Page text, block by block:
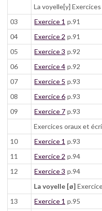
La voyelle[y]
03
Exercice 1 p.91
04
Exercice 2 p.91
05
Exercice 3 p.92
06
Exercice 4 p.92
07
Exercice 5 p.93
08
Exercice 6 p.93
09
Exercice 7 p.93
Exercices oraux et
10
Exercice 1 p.93
11
Exercice 2 p.94
12
Exercice 3 p.94
La voyelle [ø]
13
Exercice 1 p.95